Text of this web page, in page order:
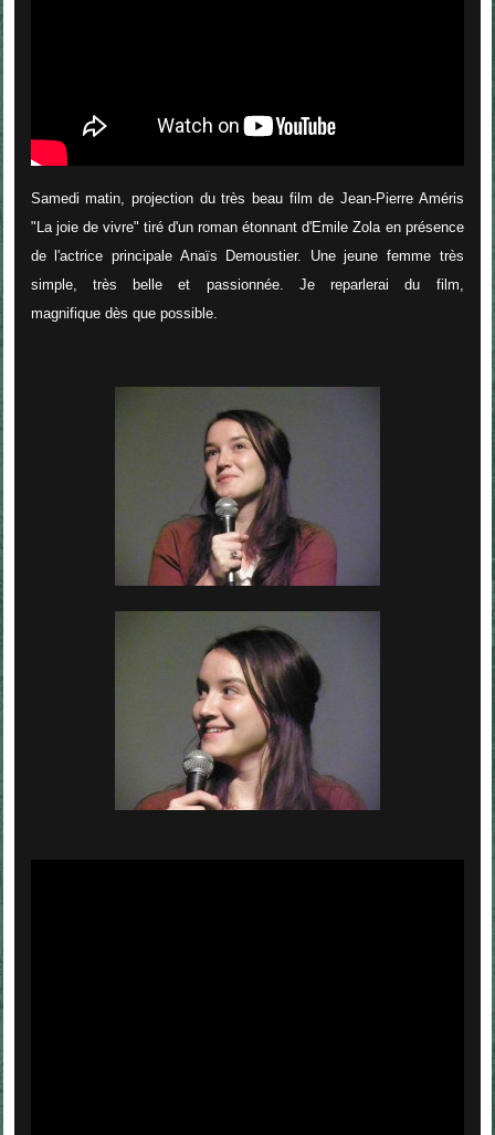
Samedi matin, projection du très beau film de Jean-Pierre Améris
"La joie de vivre" tiré d'un roman étonnant d'Emile Zola en présence
de l'actrice principale Anaïs Demoustier. Une jeune femme très
simple, très belle et passionnée. Je reparlerai du film,
magnifique dès que possible.